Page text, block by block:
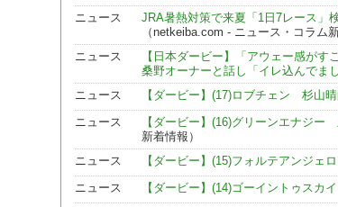
ニュース
JRA暑熱対策で来夏「1日7レース」
（netkeiba.com - ニュース・コラム新
ニュース
【日本ダービー】「アウェー感が
桑野オーナーと話し「イレ込んでま
ニュース 【ダービー】(17)ロブチェン 杉山晴
ニュース 【ダービー】(16)グリーンエナジー
新着情報）
ニュース 【ダービー】(15)フォルテアンジェ
ニュース 【ダービー】(14)ゴーイントゥスカ